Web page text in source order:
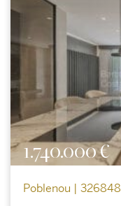
1.740.000 €
Poblenou | 326848